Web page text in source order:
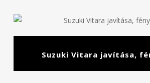
Suzuki Vitara javítása,